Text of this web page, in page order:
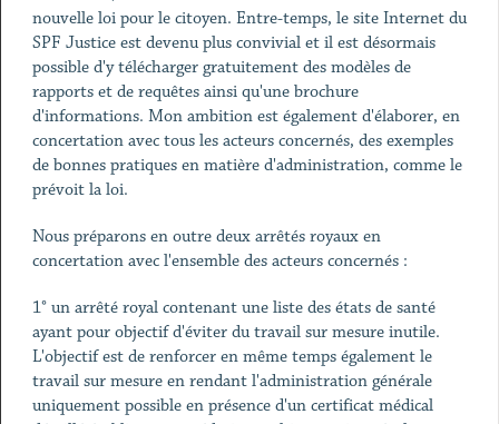
nouvelle loi pour le citoyen. Entre-temps, le site Internet du
SPF Justice est devenu plus convivial et il est désormais
possible d'y télécharger gratuitement des modèles de
rapports et de requêtes ainsi qu'une brochure
d'informations. Mon ambition est également d'élaborer, en
concertation avec tous les acteurs concernés, des exemples
de bonnes pratiques en matière d'administration, comme le
prévoit la loi.
Nous préparons en outre deux arrêtés royaux en
concertation avec l'ensemble des acteurs concernés :
1° un arrêté royal contenant une liste des états de santé
ayant pour objectif d'éviter du travail sur mesure inutile.
L'objectif est de renforcer en même temps également le
travail sur mesure en rendant l'administration générale
uniquement possible en présence d'un certificat médical